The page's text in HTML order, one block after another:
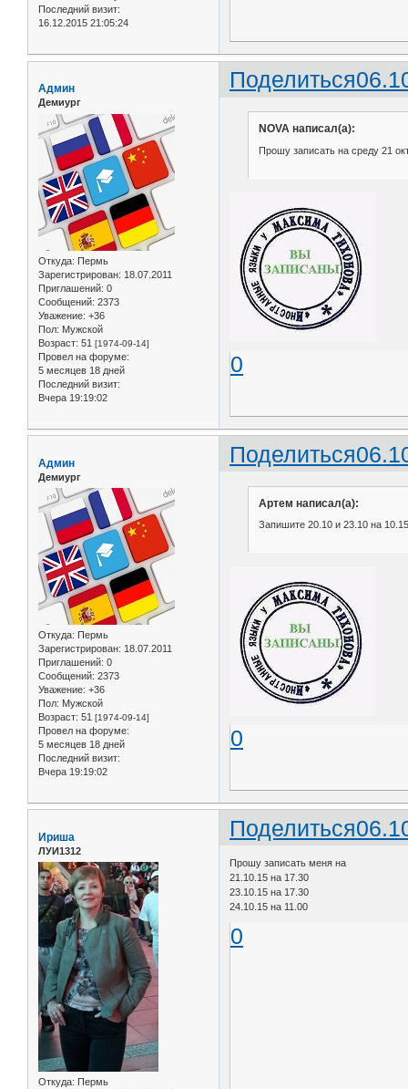
Последний визит:
16.12.2015 21:05:24
Поделиться
Админ
Демиург
Откуда: Пермь
Зарегистрирован: 18.07.2011
Приглашений: 0
Сообщений: 2373
Уважение: +36
Пол: Мужской
Возраст: 51 [1974-09-14]
Провел на форуме:
5 месяцев 18 дней
Последний визит:
Вчера 19:19:02
NOVA написал(а):
Прошу записать на среду 21
0
Поделиться
Админ
Демиург
Откуда: Пермь
Зарегистрирован: 18.07.2011
Приглашений: 0
Сообщений: 2373
Уважение: +36
Пол: Мужской
Возраст: 51 [1974-09-14]
Провел на форуме:
5 месяцев 18 дней
Последний визит:
Вчера 19:19:02
Артем написал(а):
Запишите 20.10 и 23.10 на 10.15
0
Поделиться
Ириша
ЛУИ1312
Откуда: Пермь
Прошу записать меня на
21.10.15 на 17.30
23.10.15 на 17.30
24.10.15 на 11.00
0